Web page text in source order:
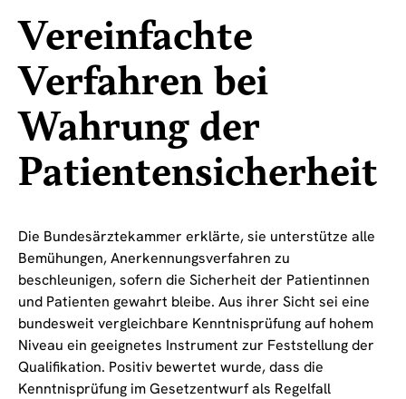
Vereinfachte
Verfahren bei
Wahrung der
Patientensicherheit
Die Bundesärztekammer erklärte, sie unterstütze alle
Bemühungen, Anerkennungsverfahren zu
beschleunigen, sofern die Sicherheit der Patientinnen
und Patienten gewahrt bleibe. Aus ihrer Sicht sei eine
bundesweit vergleichbare Kenntnisprüfung auf hohem
Niveau ein geeignetes Instrument zur Feststellung der
Qualifikation. Positiv bewertet wurde, dass die
Kenntnisprüfung im Gesetzentwurf als Regelfall